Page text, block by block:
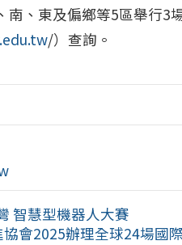
南、東及偏鄉等5區舉行3
/）查詢。
智慧型機器人大賽
會2025辦理全球24場國